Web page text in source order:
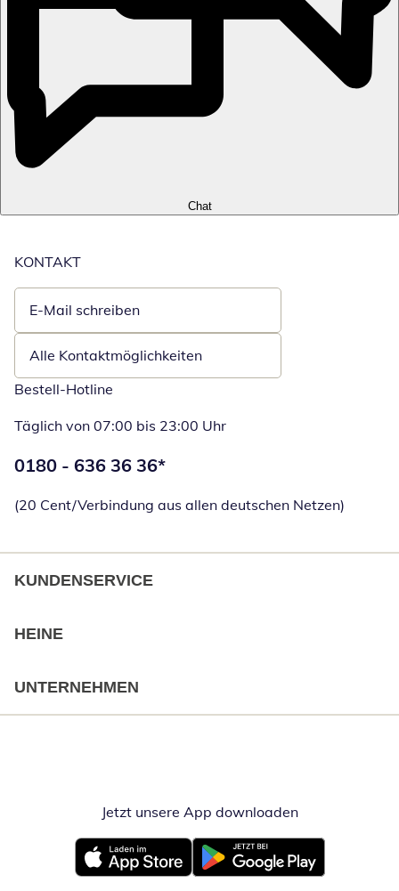
Chat
KONTAKT
E-Mail schreiben
Öffnet E-Mail-Client
Alle Kontaktmöglichkeiten
Bestell-Hotline
Täglich von 07:00 bis 23:00 Uhr
Telefonnummer:
0180 - 636 36 36*
(20 Cent/Verbindung aus allen deutschen Netzen)
KUNDENSERVICE
HEINE
UNTERNEHMEN
Jetzt unsere App downloadenÖffnet in
Öffnet in neuem FensterÖffnet in neuem Fenster